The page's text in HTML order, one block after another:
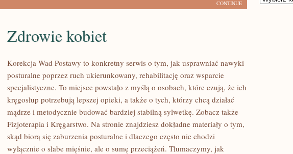
CONTINUE
ZDROWIE
KOBIET
Zdrowie kobiet
Korekcja Wad Postawy to konkretny serwis o tym, jak usprawniać nawyki
posturalne poprzez ruch ukierunkowany, rehabilitację oraz wsparcie
specjalistyczne. To miejsce powstało z myślą o osobach, które czują, że ich
kręgosłup potrzebują lepszej opieki, a także o tych, którzy chcą działać
mądrze i metodycznie budować bardziej stabilną sylwetkę. Zobacz także
Fizjoterapia i Kręgarstwo. Na stronie znajdziesz dokładne materiały o tym,
skąd biorą się zaburzenia posturalne i dlaczego często nie chodzi
wyłącznie o słabe mięśnie, ale o sumę przeciążeń. Tłumaczymy, jak